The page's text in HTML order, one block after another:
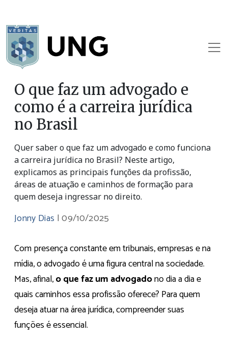
O que faz um advogado e
como é a carreira jurídica
no Brasil
Quer saber o que faz um advogado e como funciona
a carreira jurídica no Brasil? Neste artigo,
explicamos as principais funções da profissão,
áreas de atuação e caminhos de formação para
quem deseja ingressar no direito.
Jonny Dias |09/10/2025
Com presença constante em tribunais, empresas e na
mídia, o advogado é uma figura central na sociedade.
Mas, afinal,o que faz um advogadono dia a dia e
quais caminhos essa profissão oferece? Para quem
deseja atuar na área jurídica, compreender suas
funções é essencial.